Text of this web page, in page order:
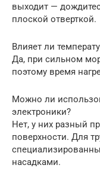
выходит —
плоской отверткой.
Влияет ли
Да, при сильном
поэтому время
Можно ли
электроники?
Нет, у них разный
поверхности. Для
насадками.